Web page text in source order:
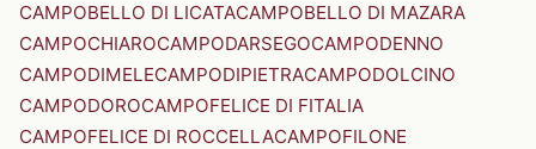
CAMPOBELLO DI LICATACAMPOBELLO DI MAZARA
CAMPOCHIAROCAMPODARSEGOCAMPODENNO
CAMPODIMELECAMPODIPIETRACAMPODOLCINO
CAMPODOROCAMPOFELICE DI FITALIA
CAMPOFELICE DI ROCCELLACAMPOFILONE